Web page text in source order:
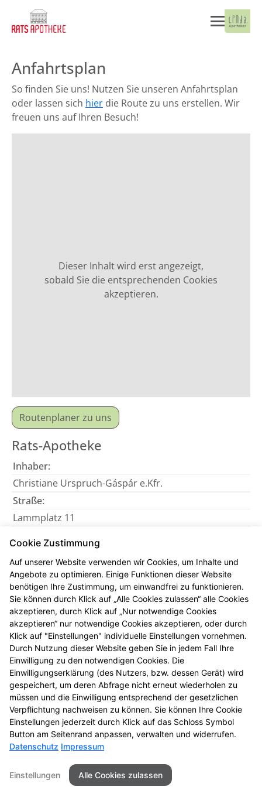
Anfahrtsplan
So finden Sie uns! Nutzen Sie unseren Anfahrtsplan
oder lassen sich hier die Route zu uns erstellen. Wir
freuen uns auf Ihren Besuch!
Dieser Inhalt wird erst angezeigt,
sobald Sie die entsprechenden Cookies
akzeptieren.
Routenplaner zu uns
Rats-Apotheke
Inhaber:
Christiane Urspruch-Gáspár e.Kfr.
Straße:
Lammplatz 11
79189 Bad Krozingen
Telefon:
+49 (7633) 3790
Fax:
+49 (7633) 15768
E-Mail:
info@rats-apotheke-bk.de
Öffnungszeiten
Mo - Fr: 08:30-13:00 und 14:00-18:30
Sa: 08:30-13:00
Seitenübersicht Kontakt
Impressum
Datenschutz
Barrierefreiheit
Cookie Zustimmung
Auf unserer Website verwenden wir Cookies, um Inhalte und
Angebote zu optimieren. Einige Funktionen dieser Website
benötigen Ihre Zustimmung, um einwandfrei zu funktionieren.
Sie können durch Klick auf „Alle Cookies zulassen“ alle Cookies
akzeptieren, durch Klick auf „Nur notwendige Cookies
akzeptieren“ nur notwendige Cookies akzeptieren, oder durch
Klick auf "Einstellungen" individuelle Einstellungen vornehmen.
Durch Nutzung dieser Website geben Sie in jedem Fall Ihre
Einwilligung zu den notwendigen Cookies. Die
Einwilligungserklärung (des Nutzers, bzw. dessen Gerät) wird
gespeichert, um deren Abfrage nicht erneut wiederholen zu
müssen und die Einwilligung entsprechend der gesetzlichen
Verpflichtung nachweisen zu können. Sie können Ihre Cookie
Einstellungen jederzeit durch Klick auf das Schloss Symbol
Button am Seitenrand anpassen, verwalten und widerrufen.
Datenschutz Impressum
Einstellungen Alle Cookies zulassen